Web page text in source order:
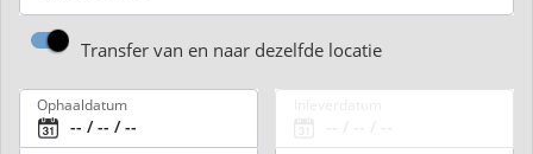
Transfer van en naar dezelfde locatie
Ophaaldatum